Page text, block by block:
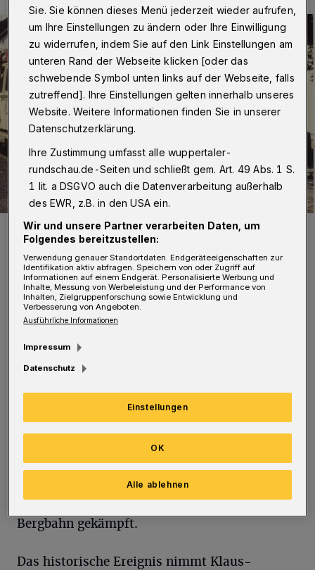
Der Bergbahnwagen Nummer 3 im unteren Teilstück der Straße An
der Bergbahn, die früher Luisenstraße hieß. Es war die letzte Fahrt
am 4. Juli 1959.
Foto: Archiv Conrads
A m Bergbahnhof am Toelleturm
protestierten engagierte Bürgerinnen
und Bürger seinerzeit gegen die Entscheidung
des Stadtrates. Besonders betroffen reagierte
Wilhelm Vorwerk, der Vorsitzende des Barmer
Verschönerungsvereins, denn sein Vater Adolf
Vorwerk hatte gemeinsam mit dem
Fabrikanten Albert Molineus für den Bau der
Bergbahn gekämpft.
Das historische Ereignis nimmt Klaus-
Sie. Sie können dieses Menü jederzeit wieder aufrufen,
um Ihre Einstellungen zu ändern oder Ihre Einwilligung
zu widerrufen, indem Sie auf den Link Einstellungen am
unteren Rand der Webseite klicken [oder das
schwebende Symbol unten links auf der Webseite, falls
zutreffend]. Ihre Einstellungen gelten innerhalb unseres
Website. Weitere Informationen finden Sie in unserer
Datenschutzerklärung.
Ihre Zustimmung umfasst alle wuppertaler-
rundschau.de-Seiten und schließt gem. Art. 49 Abs. 1 S.
1 lit. a DSGVO auch die Datenverarbeitung außerhalb
des EWR, z.B. in den USA ein.
Wir und unsere Partner verarbeiten Daten, um
Folgendes bereitzustellen:
Verwendung genauer Standortdaten. Endgeräteeigenschaften zur
Identifikation aktiv abfragen. Speichern von oder Zugriff auf
Informationen auf einem Endgerät. Personalisierte Werbung und
Inhalte, Messung von Werbeleistung und der Performance von
Inhalten, Zielgruppenforschung sowie Entwicklung und
Verbesserung von Angeboten.
Ausführliche Informationen
Impressum
Datenschutz
Einstellungen
Alle ablehnen
OK